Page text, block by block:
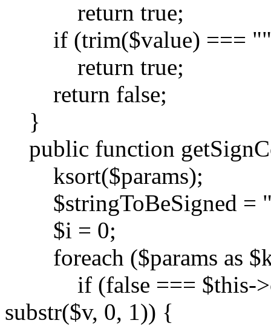
return true;
if (trim($value) ===
return true;
return false;
}
public function
ksort($params);
$stringToBeSigned =
$i = 0;
foreach ($params as
if (false === $this-
substr($v, 0, 1)) {